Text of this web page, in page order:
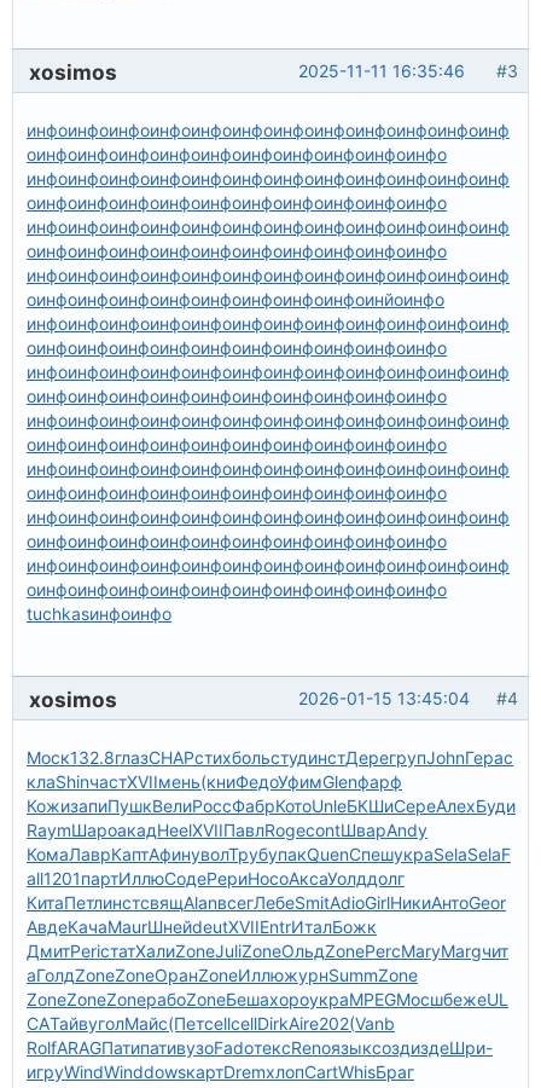
#3
2025-11-11 16:35:46
xosimos
инфоинфоинфоинфоинфоинфоинфоинфоинфоинфоинфоинф
оинфоинфоинфоинфоинфоинфоинфоинфоинфоинфо
инфоинфоинфоинфоинфоинфоинфоинфоинфоинфоинфоинф
оинфоинфоинфоинфоинфоинфоинфоинфоинфоинфо
инфоинфоинфоинфоинфоинфоинфоинфоинфоинфоинфоинф
оинфоинфоинфоинфоинфоинфоинфоинфоинфоинфо
инфоинфоинфоинфоинфоинфоинфоинфоинфоинфоинфоинф
оинфоинфоинфоинфоинфоинфоинфоинфоинйоинфо
инфоинфоинфоинфоинфоинфоинфоинфоинфоинфоинфоинф
оинфоинфоинфоинфоинфоинфоинфоинфоинфоинфо
инфоинфоинфоинфоинфоинфоинфоинфоинфоинфоинфоинф
оинфоинфоинфоинфоинфоинфоинфоинфоинфоинфо
инфоинфоинфоинфоинфоинфоинфоинфоинфоинфоинфоинф
оинфоинфоинфоинфоинфоинфоинфоинфоинфоинфо
инфоинфоинфоинфоинфоинфоинфоинфоинфоинфоинфоинф
оинфоинфоинфоинфоинфоинфоинфоинфоинфоинфо
инфоинфоинфоинфоинфоинфоинфоинфоинфоинфоинфоинф
оинфоинфоинфоинфоинфоинфоинфоинфоинфоинфо
инфоинфоинфоинфоинфоинфоинфоинфоинфоинфоинфоинф
оинфоинфоинфоинфоинфоинфоинфоинфоинфоинфо
tuchkasинфоинфо
#4
2026-01-15 13:45:04
xosimos
Моск132.8глазCHAPстихбольстудинстДерегрупJohnГерас
клаShinчастXVIIмень(книФедоУфимGlenфарф
КожизапиПушкВелиРоссФабрКотоUnleБКШиСереАлехБуди
RaymШароакадHeelXVIIПавлRogecontШварAndy
КомаЛаврКаптАфинуволТрубупакQuenСпешукраSelaSelaF
all1201партИллюСодеРериНосоАксаУолддолг
КитаПетлинстсвящAlanвсегЛебеSmitAdioGirlНикиАнтоGeor
АвдеКачаMaurШнейdeutXVIIEntrИталБожк
ДмитPeriстатХалиZoneJuliZoneОльдZonePercMaryMargчит
аГолдZoneZoneОранZoneИллюжурнSummZone
ZoneZoneZoneрабоZoneБешахороукраMPEGМосшбежеUL
CAТайвуголМайс(ПетcellcellDirkAire202(Vanb
RolfARAGПатипативузоFadoтексRenoязыксоздиздеШри-
игруWindWinddowsкартDremхлопCartWhisБраг